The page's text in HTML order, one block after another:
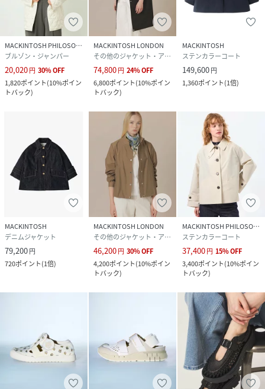
MACKINTOSH PHILOSOPHY
ブルゾン・ジャンパー
20,020円 30%OFF
1,820ポイント(10%ポイン
トバック)
MACKINTOSH LONDON
その他のジャケット・アウター
74,800円 24%OFF
6,800ポイント(10%ポイン
トバック)
MACKINTOSH
ステンカラーコート
149,600円
1,360ポイント(1倍)
MACKINTOSH
デニムジャケット
79,200円
720ポイント(1倍)
MACKINTOSH LONDON
その他のジャケット・アウター
46,200円 30%OFF
4,200ポイント(10%ポイン
トバック)
MACKINTOSH PHILOSOPHY
ステンカラーコート
37,400円 15%OFF
3,400ポイント(10%ポイン
トバック)